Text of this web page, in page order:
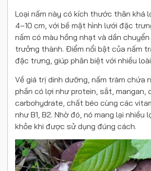
Loại nấm này có kích thước thân khá
4–10 cm, với bề mặt hình lưới đặc
nấm có màu hồng nhạt và dần
trưởng thành. Điểm nổi bật của nấm
đặc trưng, giúp phân biệt với nhiều
Về giá trị dinh dưỡng, nấm tràm chứa
phần có lợi như protein, sắt, mangan,
carbohydrate, chất béo cùng các
như B1, B2. Nhờ đó, nó mang lại nhiều
khỏe khi được sử dụng đúng cách.